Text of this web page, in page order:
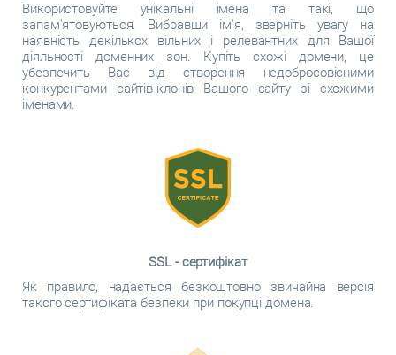
Використовуйте унікальні імена та такі, що
запам'ятовуються. Вибравши ім'я, зверніть увагу на
наявність декількох вільних і релевантних для Вашої
діяльності доменних зон. Купіть схожі домени, це
убезпечить Вас від створення недобросовісними
конкурентами сайтів-клонів Вашого сайту зі схожими
іменами.
SSL - сертифікат
Як правило, надається безкоштовно звичайна версія
такого сертифіката безпеки при покупці домена.